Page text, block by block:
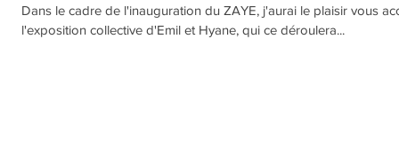
Dans le cadre de l'inauguration du ZAYE, j'aurai le plaisir vous
l'exposition collective d'Emil et Hyane, qui ce déroulera...